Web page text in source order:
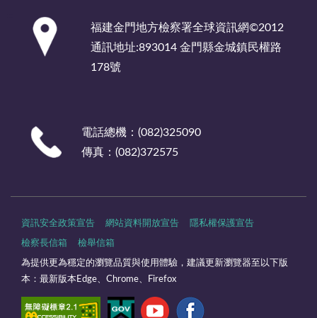
福建金門地方檢察署全球資訊網©2012
通訊地址:893014 金門縣金城鎮民權路
178號
電話總機：(082)325090
傳真：(082)372575
資訊安全政策宣告 網站資料開放宣告 隱私權保護宣告
檢察長信箱 檢舉信箱
為提供更為穩定的瀏覽品質與使用體驗，建議更新瀏覽器至以下版
本：最新版本Edge、Chrome、Firefox